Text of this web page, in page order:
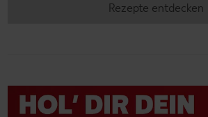
Rezepte entdecken